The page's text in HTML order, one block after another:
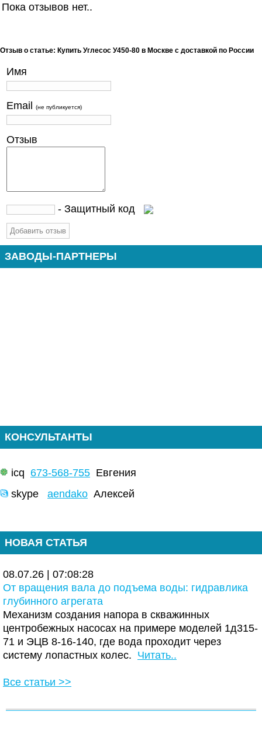
Пока отзывов нет..
Отзыв о статье: Купить Углесос У450-80 в Москве с доставкой по России
Имя
Email (не публикуется)
Отзыв
- Защитный код
ЗАВОДЫ-ПАРТНЕРЫ
КОНСУЛЬТАНТЫ
icq 673-568-755 Евгения
skype aendako Алексей
НОВАЯ СТАТЬЯ
08.07.26 | 07:08:28
От вращения вала до подъема воды: гидравлика
глубинного агрегата
Механизм создания напора в скважинных
центробежных насосах на примере моделей 1д315-
71 и ЭЦВ 8-16-140, где вода проходит через
систему лопастных колес. Читать..
Все статьи >>